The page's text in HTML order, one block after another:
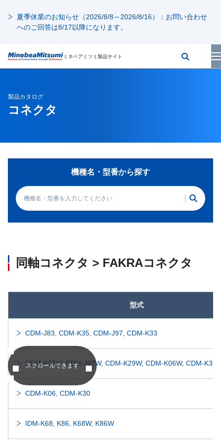
夏季休業のお知らせ（2026/8/8～2026/8/16）：お問い合わせ
へのご回答は8/17以降になります。
ミネベアミツミ製品サイト
製品カタログ
コネクタ
機種名・型番から探す
同軸コネクタ > FAKRAコネクタ
スクロールできます
型式
CDM-J83, CDM-K35, CDM-J97, CDM-K33
CDM-K27W, CDM-J97W, CDM-K29W, CDM-K06W, CDM-
CDM-K06, CDM-K30
IDM-K68, K86, K68W, K86W